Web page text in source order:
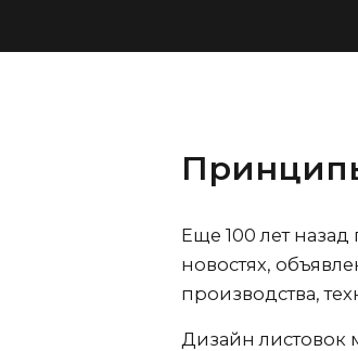
Еще 100 лет
новостях,
производства,
Дизайн листовок